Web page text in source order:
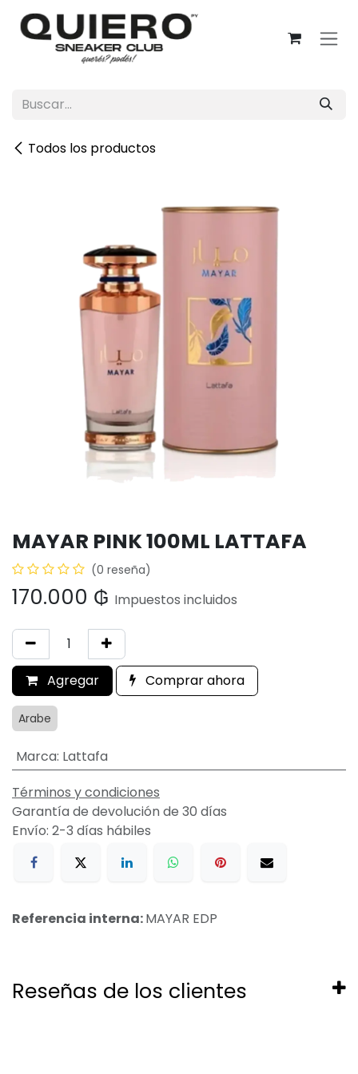
Ir al contenido
Todos los productos
MAYAR PINK 100ML LATTAFA
(0 reseña)
170.000 ₲ Impuestos incluidos
Agregar Comprar ahora
Arabe
Marca: Lattafa
Términos y condiciones
Garantía de devolución de 30 días
Envío: 2-3 días hábiles
Referencia interna:MAYAR EDP
Reseñas de los clientes